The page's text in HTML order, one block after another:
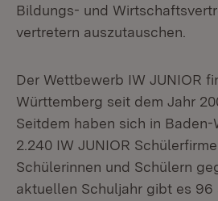
Bildungs- und
vertretern auszutauschen.
Der Wettbewerb IW JUNIOR
Württemberg seit dem Jahr
Seitdem haben sich in
2.240 IW JUNIOR
Schülerinnen und Schülern
aktuellen Schuljahr gibt es 96